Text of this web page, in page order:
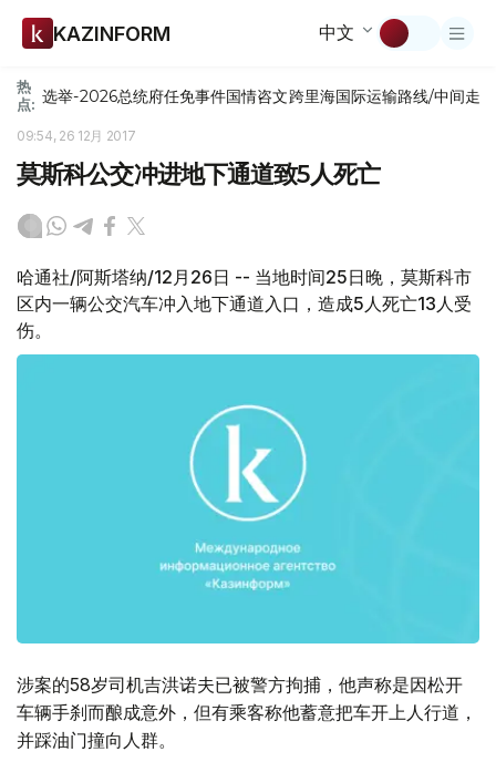
KAZINFORM 中文
热
点: 选举-2026总统府任免事件国情咨文跨里海国际运输路线/中间走廊
09:54, 26 12月 2017
莫斯科公交冲进地下通道致5人死亡
哈通社/阿斯塔纳/12月26日 -- 当地时间25日晚，莫斯科市
区内一辆公交汽车冲入地下通道入口，造成5人死亡13人受
伤。
涉案的58岁司机吉洪诺夫已被警方拘捕，他声称是因松开
车辆手刹而酿成意外，但有乘客称他蓄意把车开上人行道，
并踩油门撞向人群。